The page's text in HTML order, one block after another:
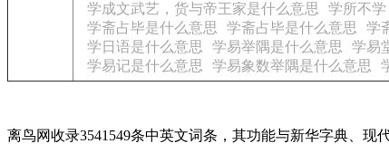
学成文武艺，货与帝王家是什么意思
学所不
学斋占毕是什么意思
学斋占毕是什么意思 学
学日语是什么意思
学易举隅是什么意思 学易
学易记是什么意思
学易象数举隅是什么意思
离鸟网收录3541549条中英文词条，其功能与新华字典、